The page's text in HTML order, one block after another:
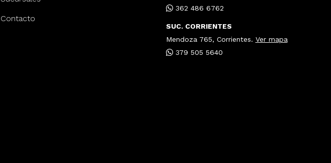
Contacto
362 486 6762
SUC. CORRIENTES
Mendoza 765, Corrientes. Ver mapa
379 505 5640